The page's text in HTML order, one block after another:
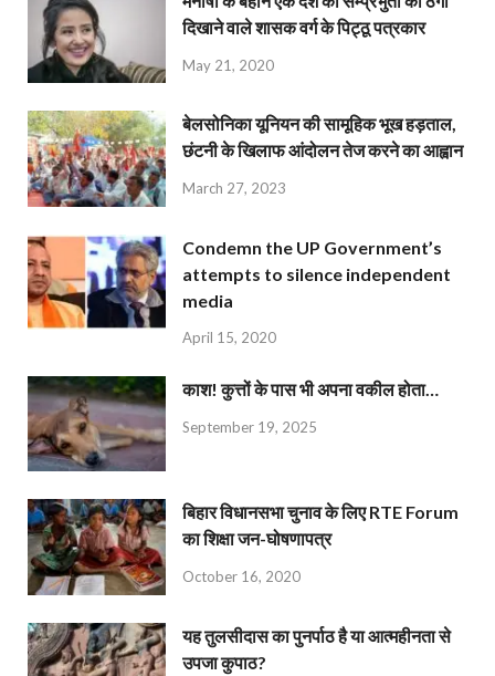
दिखाने वाले शासक वर्ग के पिट्ठू पत्रकार
May 21, 2020
बेलसोनिका यूनियन की सामूहिक भूख हड़ताल,
छंटनी के खिलाफ आंदोलन तेज करने का आह्वान
March 27, 2023
Condemn the UP Government’s
attempts to silence independent
media
April 15, 2020
काश! कुत्तों के पास भी अपना वकील होता…
September 19, 2025
बिहार विधानसभा चुनाव के लिए RTE Forum
का शिक्षा जन-घोषणापत्र
October 16, 2020
यह तुलसीदास का पुनर्पाठ है या आत्महीनता से
उपजा कुपाठ?